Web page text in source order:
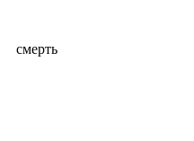
смерть